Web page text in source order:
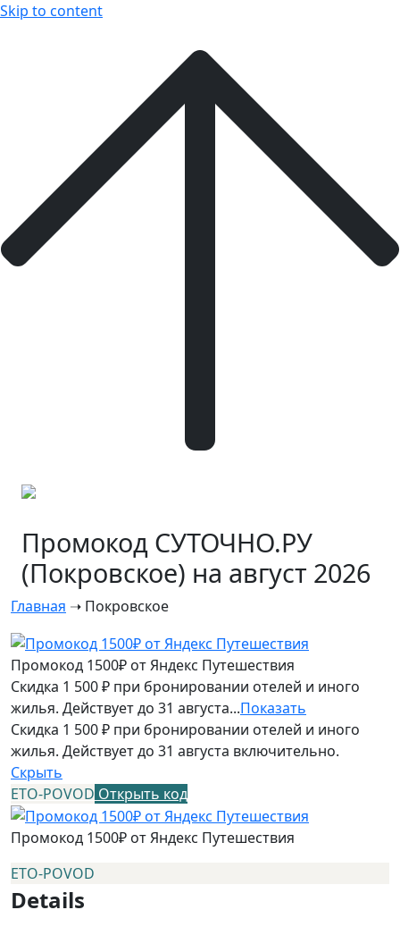
Skip to content
Промокод СУТОЧНО.РУ
(Покровское) на август 2026
Главная ➝ Покровское
Промокод 1500₽ от Яндекс Путешествия
Скидка 1 500 ₽ при бронировании отелей и иного
жилья. Действует до 31 августа...Показать
Скидка 1 500 ₽ при бронировании отелей и иного
жилья. Действует до 31 августа включительно.
Скрыть
ETO-POVOD Открыть код
Промокод 1500₽ от Яндекс Путешествия
ETO-POVOD
Details